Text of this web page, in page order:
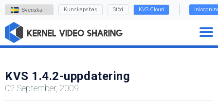
Svenska Kunskapsbas Stöd KVS Cloud
KVS 1.4.2-uppdatering
02 September, 2009